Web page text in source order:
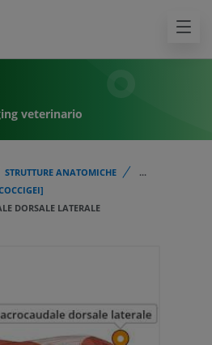
veterinario
STRUTTURE ANATOMICHE
...
DORSALE LATERALE